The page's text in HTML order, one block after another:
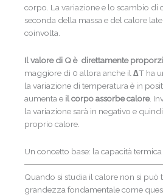
corpo. La variazione e lo scambio di
seconda della massa e del calore
coinvolta.
Il valore di Q è direttamente
maggiore di 0 allora anche il ∆T ha
la variazione di temperatura è in
aumenta e il corpo assorbe calore.
la variazione sarà in negativo e
proprio calore.
Un concetto base: la capacità termica
Quando si studia il calore non si può
grandezza fondamentale come